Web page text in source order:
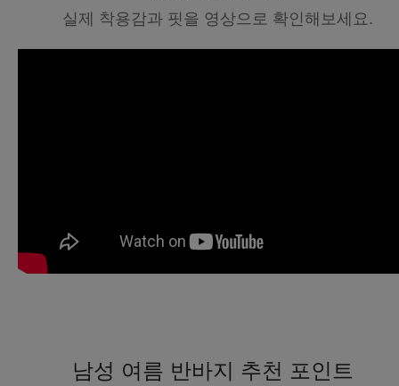
실제 착용감과 핏을 영상으로 확인해보세요.
남성 여름 반바지 추천 포인트